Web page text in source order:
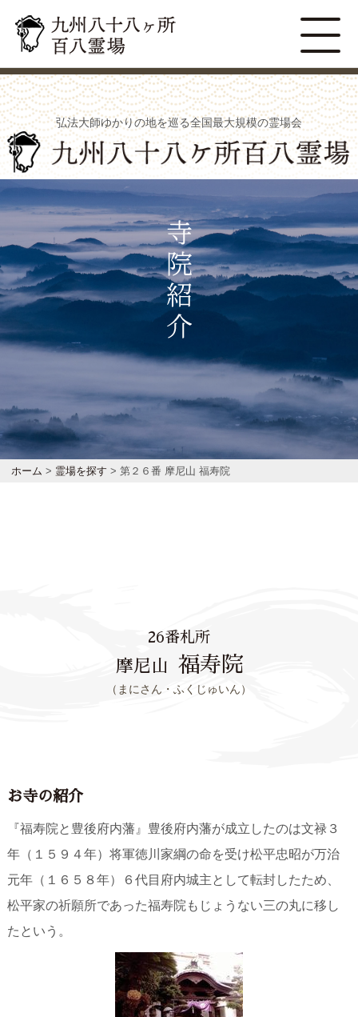
弘法大師ゆかりの地を巡る全国最大規模の霊場会
ホーム > 霊場を探す > 第２６番 摩尼山 福寿院
26番札所
摩尼山 福寿院
（まにさん・ふくじゅいん）
お寺の紹介
『福寿院と豊後府内藩』豊後府内藩が成立したのは文禄３
年（１５９４年）将軍徳川家綱の命を受け松平忠昭が万治
元年（１６５８年）６代目府内城主として転封したため、
松平家の祈願所であった福寿院もじょうない三の丸に移し
たという。